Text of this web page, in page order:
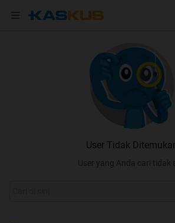
User Tidak
User yang Anda cari tidak